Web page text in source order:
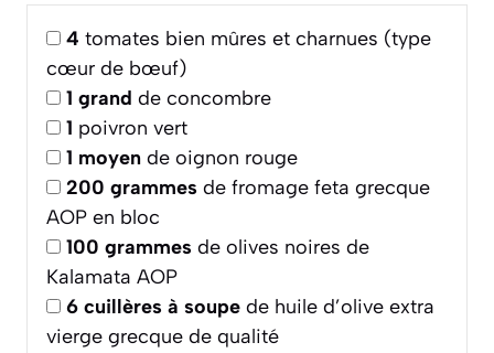
4 tomates bien mûres et charnues (type
cœur de bœuf)
1 grand de concombre
1 poivron vert
1 moyen de oignon rouge
200 grammes de fromage feta grecque
AOP en bloc
100 grammes de olives noires de
Kalamata AOP
6 cuillères à soupe de huile d’olive extra
vierge grecque de qualité